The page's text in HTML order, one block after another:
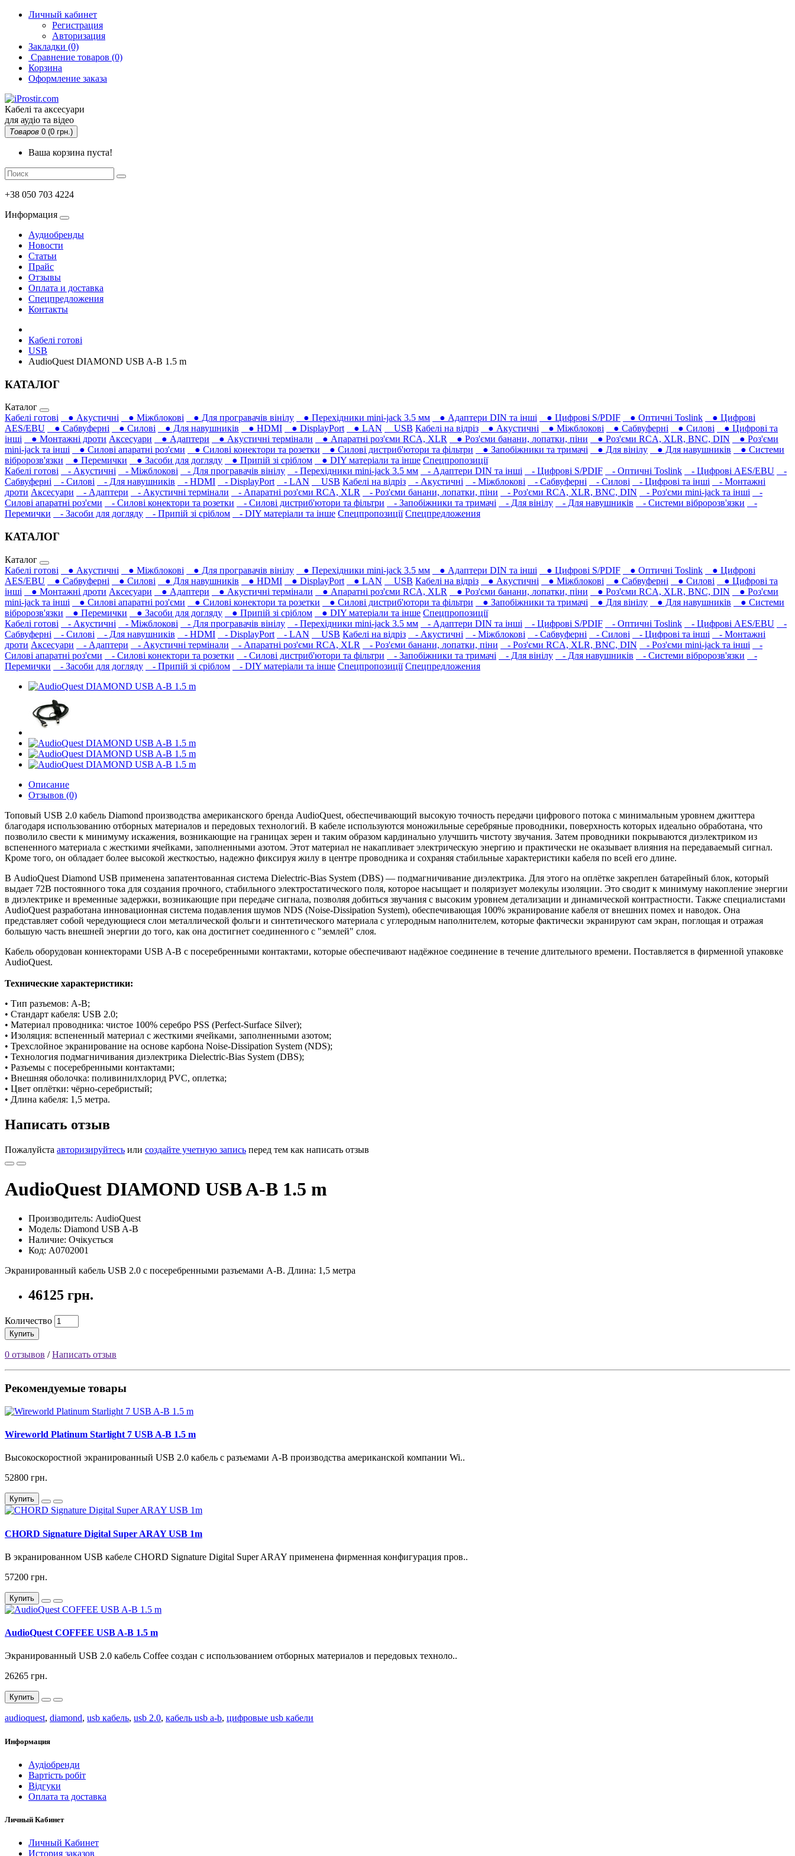
Личный кабинет
Регистрация
Авторизация
Закладки (0)
Сравнение товаров (0)
Корзина
Оформление заказа
Кабелі та аксесуари
для аудіо та відео
Товаров 0 (0 грн.)
Ваша корзина пуста!
+38 050 703 4224
Информация
Аудиобренды
Новости
Статьи
Прайс
Отзывы
Оплата и доставка
Спецпредложения
Контакты
Кабелі готові
USB
AudioQuest DIAMOND USB A-B 1.5 m
КАТАЛОГ
Каталог
Кабелі готові
● Акустичні ● Міжблокові ● Для програвачів вінілу ● Перехідники mini-jack 3.5 мм ● Адаптери DIN та інші ● Цифрові S/PDIF ● Оптичні Toslink
● Цифрові
AES/EBU
● Сабвуферні ● Силові ● Для навушників‎ ● HDMI ● DisplayPort ● LAN USB Кабелі на відріз ● Акустичні ● Міжблокові ● Сабвуферні ● Силові
● Цифрові та
інші
● Монтажні дроти Аксесуари ● Адаптери ● Акустичні термінали ● Апаратні роз'єми RCA, XLR ● Роз'єми банани, лопатки, піни ● Роз'єми RCA, XLR, BNC, DIN
● Роз'єми
mini-jack та інші
● Силові апаратні роз'єми ● Силові конектори та розетки ● Силові дистриб'ютори та фільтри ● Запобіжники та тримачі ● Для вінілу ● Для навушників‎
● Системи
вібророзв'язки
● Перемички ● Засоби для догляду ● Припій зі сріблом ● DIY матеріали та інше Спецпропозиції
Кабелі готові
- Акустичні - Міжблокові - Для програвачів вінілу - Перехідники mini-jack 3.5 мм - Адаптери DIN та інші - Цифрові S/PDIF - Оптичні Toslink - Цифрові AES/EBU
-
Сабвуферні
- Силові - Для навушників‎ - HDMI - DisplayPort - LAN USB Кабелі на відріз - Акустичні - Міжблокові - Сабвуферні - Силові - Цифрові та інші
- Монтажні
дроти Аксесуари - Адаптери - Акустичні термінали - Апаратні роз'єми RCA, XLR - Роз'єми банани, лопатки, піни - Роз'єми RCA, XLR, BNC, DIN - Роз'єми mini-jack та інші
-
Силові апаратні роз'єми
- Силові конектори та розетки - Силові дистриб'ютори та фільтри - Запобіжники та тримачі - Для вінілу - Для навушників‎ - Системи вібророзв'язки
-
Перемички
- Засоби для догляду - Припій зі сріблом - DIY матеріали та інше Спецпропозиції Спецпредложения
КАТАЛОГ
Каталог
Кабелі готові
● Акустичні ● Міжблокові ● Для програвачів вінілу ● Перехідники mini-jack 3.5 мм ● Адаптери DIN та інші ● Цифрові S/PDIF ● Оптичні Toslink
● Цифрові
AES/EBU
● Сабвуферні ● Силові ● Для навушників‎ ● HDMI ● DisplayPort ● LAN USB Кабелі на відріз ● Акустичні ● Міжблокові ● Сабвуферні ● Силові
● Цифрові та
інші
● Монтажні дроти Аксесуари ● Адаптери ● Акустичні термінали ● Апаратні роз'єми RCA, XLR ● Роз'єми банани, лопатки, піни ● Роз'єми RCA, XLR, BNC, DIN
● Роз'єми
mini-jack та інші
● Силові апаратні роз'єми ● Силові конектори та розетки ● Силові дистриб'ютори та фільтри ● Запобіжники та тримачі ● Для вінілу ● Для навушників‎
● Системи
вібророзв'язки
● Перемички ● Засоби для догляду ● Припій зі сріблом ● DIY матеріали та інше Спецпропозиції
Кабелі готові
- Акустичні - Міжблокові - Для програвачів вінілу - Перехідники mini-jack 3.5 мм - Адаптери DIN та інші - Цифрові S/PDIF - Оптичні Toslink - Цифрові AES/EBU
-
Сабвуферні
- Силові - Для навушників‎ - HDMI - DisplayPort - LAN USB Кабелі на відріз - Акустичні - Міжблокові - Сабвуферні - Силові - Цифрові та інші
- Монтажні
дроти Аксесуари - Адаптери - Акустичні термінали - Апаратні роз'єми RCA, XLR - Роз'єми банани, лопатки, піни - Роз'єми RCA, XLR, BNC, DIN - Роз'єми mini-jack та інші
-
Силові апаратні роз'єми
- Силові конектори та розетки - Силові дистриб'ютори та фільтри - Запобіжники та тримачі - Для вінілу - Для навушників‎ - Системи вібророзв'язки
-
Перемички
- Засоби для догляду - Припій зі сріблом - DIY матеріали та інше Спецпропозиції Спецпредложения
Описание
Отзывов (0)
Топовый USB 2.0 кабель Diamond производства американского бренда AudioQuest, обеспечивающий высокую точность передачи цифрового потока с минимальным уровнем джиттера
благодаря использованию отборных материалов и передовых технологий. В кабеле используются моножильные серебряные проводники, поверхность которых идеально обработана, что
позволило свести к минимуму искажения, возникающие на границах зерен и таким образом кардинально улучшить чистоту звучания. Затем проводники покрываются диэлектриком из
вспененного материала с жесткими ячейками, заполненными азотом. Этот материал не накапливает электрическую энергию и практически не оказывает влияния на передаваемый сигнал.
Кроме того, он обладает более высокой жесткостью, надежно фиксируя жилу в центре проводника и сохраняя стабильные характеристики кабеля по всей его длине.
В AudioQuest Diamond USB применена запатентованная система Dielectric-Bias System (DBS) — подмагничивание диэлектрика. Для этого на оплётке закреплен батарейный блок, который
выдает 72В постоянного тока для создания прочного, стабильного электростатического поля, которое насыщает и поляризует молекулы изоляции. Это сводит к минимуму накопление энергии
в диэлектрике и временные задержки, возникающие при передаче сигнала, позволяя добиться звучания с высоким уровнем детализации и динамической контрастности. Также специалистами
AudioQuest разработана инновационная система подавления шумов NDS (Noise-Dissipation System), обеспечивающая 100% экранирование кабеля от внешних помех и наводок. Она
представляет собой чередующиеся слои металлической фольги и синтетического материала с углеродным наполнителем, которые фактически экранируют сам экран, поглощая и отражая
большую часть внешней энергии до того, как она достигнет соединенного с "землей" слоя.
Кабель оборудован коннекторами USB A-B с посеребренными контактами, которые обеспечивают надёжное соединение в течение длительного времени. Поставляется в фирменной упаковке
AudioQuest.
Технические характеристики:
• Тип разъемов: A-B;
• Стандарт кабеля: USB 2.0;
• Материал проводника: чистое 100% серебро PSS (Perfect-Surface Silver);
• Изоляция: вспененный материал с жесткими ячейками, заполненными азотом;
• Трехслойное экранирование на основе карбона Noise-Dissipation System (NDS);
• Технология подмагничивания диэлектрика Dielectric-Bias System (DBS);
• Разъемы с посеребренными контактами;
• Внешняя оболочка: поливинилхлорид PVC, оплетка;
• Цвет оплётки: чёрно-серебристый;
• Длина кабеля: 1,5 метра.
Написать отзыв
Пожалуйста авторизируйтесь или создайте учетную запись перед тем как написать отзыв
AudioQuest DIAMOND USB A-B 1.5 m
Производитель: AudioQuest
Модель: Diamond USB A-B
Наличие: Очікується
Код: A0702001
Экранированный кабель USB 2.0 с посеребренными разъемами A-B. Длина: 1,5 метра
46125 грн.
Количество
Купить
0 отзывов /Написать отзыв
Рекомендуемые товары
Wireworld Platinum Starlight 7 USB A-B 1.5 m
Высокоскоростной экранированный USB 2.0 кабель с разъемами A-B производства американской компании Wi..
52800 грн.
Купить
CHORD Signature Digital Super ARAY USB 1m
В экранированном USB кабеле CHORD Signature Digital Super ARAY применена фирменная конфигурация пров..
57200 грн.
Купить
AudioQuest COFFEE USB A-B 1.5 m
Экранированный USB 2.0 кабель Coffee создан с использованием отборных материалов и передовых техноло..
26265 грн.
Купить
audioquest, diamond, usb кабель, usb 2.0, кабель usb a-b, цифровые usb кабели
Информация
Аудіобренди
Вартість робіт
Відгуки
Оплата та доставка
Личный Кабинет
Личный Кабинет
История заказов